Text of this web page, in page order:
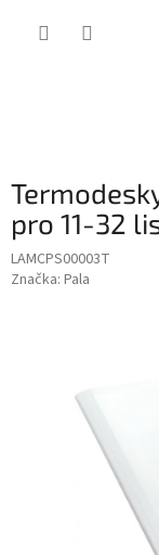
pro 11-32
LAMCPS00003T
Značka: Pala